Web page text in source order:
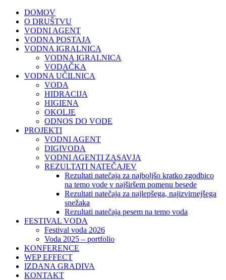
DOMOV
O DRUŠTVU
VODNI AGENT
VODNA POSTAJA
VODNA IGRALNICA
VODNA IGRALNICA
VODAČKA
VODNA UČILNICA
VODA
HIDRACIJA
HIGIENA
OKOLJE
ODNOS DO VODE
PROJEKTI
VODNI AGENT
DIGIVODA
VODNI AGENTI ZASAVJA
REZULTATI NATEČAJEV
Rezultati natečaja za najboljšo kratko zgodbico
na temo vode v najširšem pomenu besede
Rezultati natečaja za najlepšega, najizvirnejšega
snežaka
Rezultati natečaja pesem na temo voda
FESTIVAL VODA
Festival voda 2026
Voda 2025 – portfolio
KONFERENCE
WEP EFFECT
IZDANA GRADIVA
KONTAKT